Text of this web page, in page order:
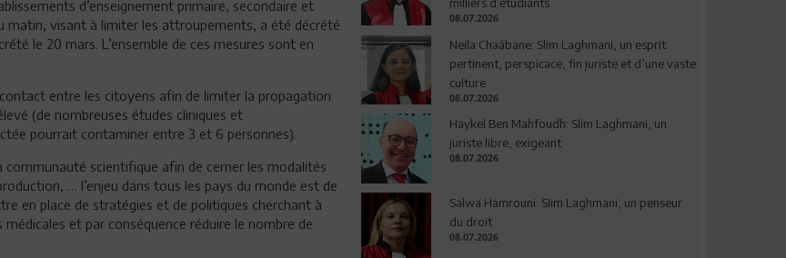
d’enseignement primaire, secondaire et
matin, visant à limiter les attroupements, a été décrété
le 20 mars. L’ensemble de ces mesures sont en
entre les citoyens afin de limiter la propagation
(de nombreuses études cliniques et
pourrait contaminer entre 3 et 6 personnes).
communauté scientifique afin de cerner les modalités
… l’enjeu dans tous les pays du monde est de
en place de stratégies et de politiques cherchant à
et par conséquence réduire le nombre de
milliers d’étudiants
08.07.2026
Neila Chaâbane: Slim Laghmani, un esprit
pertinent, perspicace, fin juriste et d’une vaste
culture
08.07.2026
Haykel Ben Mahfoudh: Slim Laghmani, un
juriste libre, exigeant
08.07.2026
Salwa Hamrouni: Slim Laghmani, un penseur
du droit
08.07.2026